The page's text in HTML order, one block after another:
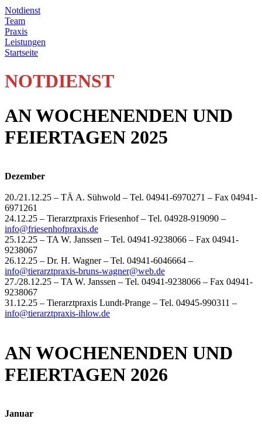
Notdienst
Team
Praxis
Leistungen
Startseite
NOTDIENST
AN WOCHENENDEN UND
FEIERTAGEN 2025
Dezember
20./21.12.25 – TÄ A. Sühwold – Tel. 04941-6970271 – Fax 04941-
6971261
24.12.25 – Tierarztpraxis Friesenhof – Tel. 04928-919090 –
info@friesenhofpraxis.de
25.12.25 – TA W. Janssen – Tel. 04941-9238066 – Fax 04941-
9238067
26.12.25 – Dr. H. Wagner – Tel. 04941-6046664 –
info@tierarztpraxis-bruns-wagner@web.de
27./28.12.25 – TA W. Janssen – Tel. 04941-9238066 – Fax 04941-
9238067
31.12.25 – Tierarztpraxis Lundt-Prange – Tel. 04945-990311 –
info@tierarztpraxis-ihlow.de
AN WOCHENENDEN UND
FEIERTAGEN 2026
Januar